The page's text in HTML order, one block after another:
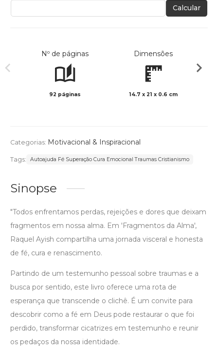
Calcular
Nº de páginas
92 páginas
Dimensões
14.7 x 21 x 0.6 cm
Categorias: Motivacional & Inspiracional
Tags: Autoajuda Fé Superação Cura Emocional Traumas Cristianismo
Sinopse
"Todos enfrentamos perdas, rejeições e dores que deixam
fragmentos em nossa alma. Em 'Fragmentos da Alma',
Raquel Ayish compartilha uma jornada visceral e honesta
de fé, cura e renascimento.
Partindo de um testemunho pessoal sobre traumas e a
busca por sentido, este livro oferece uma rota de
esperança que transcende o clichê. É um convite para
descobrir como a fé em Deus pode restaurar o que foi
perdido, transformar cicatrizes em testemunho e reunir
os pedaços da nossa identidade.